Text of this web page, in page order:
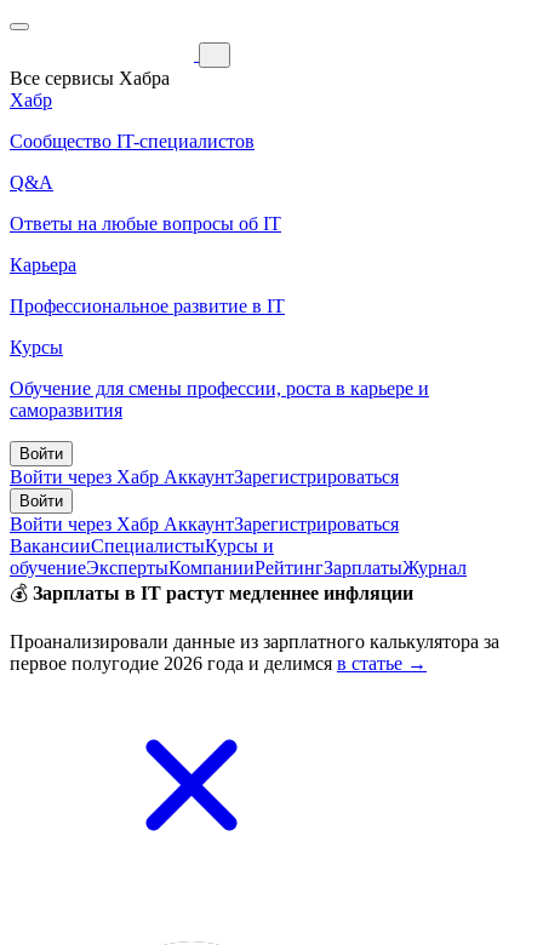
Все сервисы Хабра
Хабр
Сообщество IT-специалистов
Q&A
Ответы на любые вопросы об IT
Карьера
Профессиональное развитие в IT
Курсы
Обучение для смены профессии, роста в карьере и
саморазвития
Войти
Войти через Хабр АккаунтЗарегистрироваться
Войти
Войти через Хабр АккаунтЗарегистрироваться
ВакансииСпециалистыКурсы и
обучениеЭкспертыКомпанииРейтингЗарплатыЖурнал
💰 Зарплаты в IT растут медленнее инфляции
Проанализировали данные из зарплатного калькулятора за
первое полугодие 2026 года и делимся в статье →